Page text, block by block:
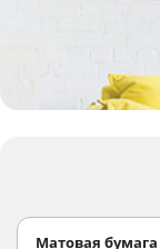
Услуги и сервис
Матовая бумага